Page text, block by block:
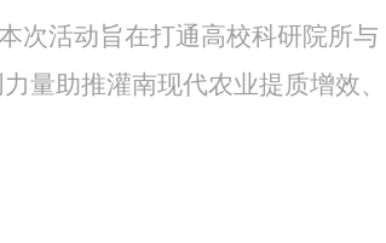
次活动旨在打通高校科研院所与
量助推灌南现代农业提质增效、